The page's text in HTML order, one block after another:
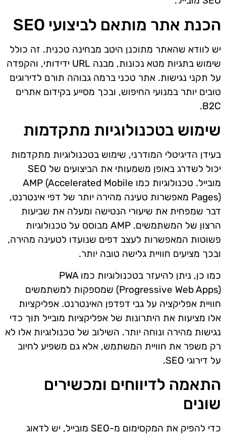
הכנת אתר מותאם לביצועי SEO
יש לוודא שהאתר מתוכנן היטב מבחינה טכנית. זה כולל
שימוש בתגיות מטא נכונות, מבנה URL ידידותי, והקפדה
על תקני נגישות. אתר טכני ברמה גבוהה תורם לדירוגים
טובים יותר במנועי החיפוש, ובכך מסייע בקידום אתרים
B2C.
שימוש בטכנולוגיות מתקדמות
בעידן הדיגיטלי המודרני, שימוש בטכנולוגיות מתקדמות
יכול לשדרג באופן משמעותי את הביצועים של SEO
מובייל. טכנולוגיות כמו AMP (Accelerated Mobile
Pages) מאפשרות טעינה מהירה יותר של דפי אינטרנט,
דבר שמפחית את שיעורי הנטישה ומעלה את שביעות
הרצון של המשתמשים. AMP מבוסס על טכנולוגיות
פשוטות המאפשרות לעצב דפים שנועדו לטעינה מהירה,
ובכך מציעים חוויית גלישה טובה יותר.
כמו כן, ניתן להיעזר בטכנולוגיות כמו PWA
(Progressive Web Apps) שמספקות למשתמשים
חוויית אפליקציה על גבי דפדפן האינטרנט. אפליקציות
אלו מציעות את היתרונות של אפליקציות מובייל תוך כדי
נגישות מהירה ונוחה יותר. השילוב של טכנולוגיות אלו לא
רק משפר את חוויית המשתמש, אלא גם משפיע לחיוב
על דירוגי SEO.
התאמה לדיווחים ומכשירים
שונים
כדי להפיק את המקסימום מ-SEO מובייל, יש לדאוג